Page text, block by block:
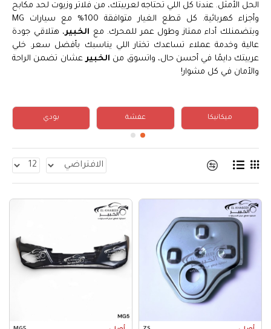
الحل الأمثل. عندنا كل اللي تحتاجه لعربيتك، من فلاتر وزيوت لحد مكابح
وأجزاء كهربائية. كل قطع الغيار متوافقة 100% مع سيارات MG
وبتضمنلك أداء ممتاز وطول عمر للمحرك. مع الخبير ، هتلاقي جودة
عالية وخدمة عملاء تساعدك تختار اللي يناسبك بأفضل سعر. خلي
عربيتك دايمًا في أحسن حال، واتسوق من الخبير عشان تضمن الراحة
والأمان في كل مشوار!
ميكانيكا عفشة بودي